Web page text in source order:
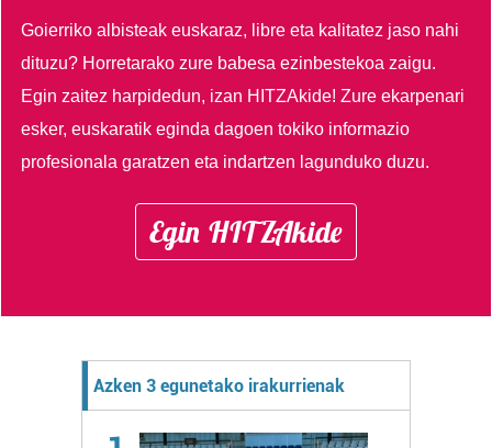
Goierriko albisteak euskaraz, libre eta kalitatez jaso nahi
dituzu? Horretarako zure babesa ezinbestekoa zaigu.
Egin zaitez harpidedun, izan HITZAkide!Zure ekarpenari
esker, euskaratik eginda dagoen tokiko informazio
profesionala garatzen eta indartzen lagunduko duzu.
Egin HITZAkide
Azken 3 egunetako irakurrienak